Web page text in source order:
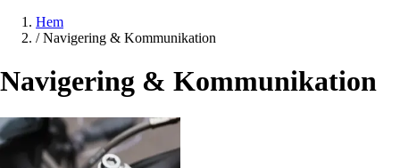
Hem
/ Navigering & Kommunikation
Navigering & Kommunikation